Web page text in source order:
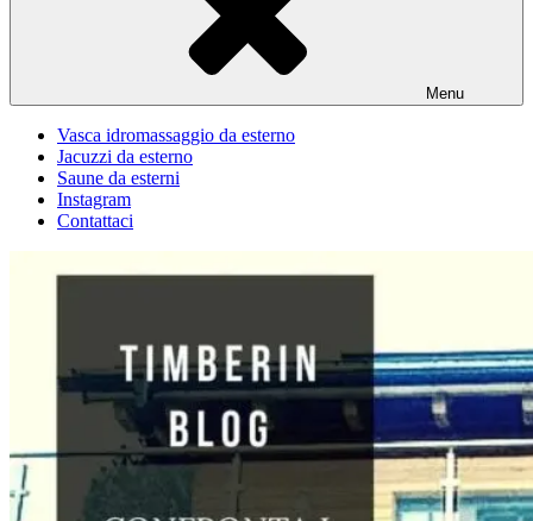
Menu
Vasca idromassaggio da esterno
Jacuzzi da esterno
Saune da esterni
Instagram
Contattaci